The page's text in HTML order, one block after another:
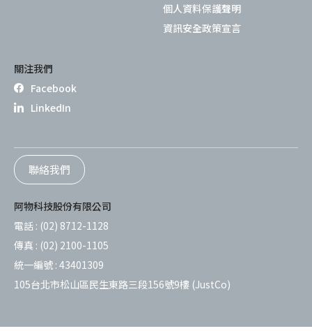
個人資料保護聲明
資訊安全政策宣言
關注我們
Facebook
LinkedIn
聯絡我們
阿物科技股份有限公司
電話 : (02) 8712-1128
傳真 : (02) 2100-1105
統一編號 : 43401309
105台北市松山區民生東路三段156號9樓 (JustCo)